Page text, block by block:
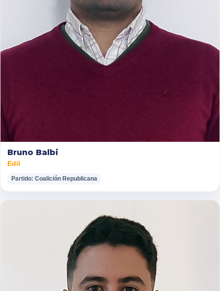
Bruno Balbi
Edil
Partido: Coalición Republicana